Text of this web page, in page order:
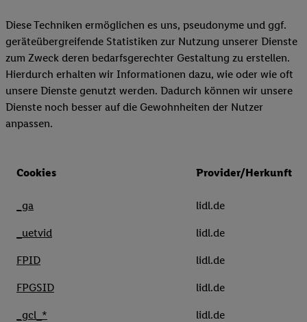
Diese Techniken ermöglichen es uns, pseudonyme und ggf.
geräteübergreifende Statistiken zur Nutzung unserer Dienste
zum Zweck deren bedarfsgerechter Gestaltung zu erstellen.
Hierdurch erhalten wir Informationen dazu, wie oder wie oft
unsere Dienste genutzt werden. Dadurch können wir unsere
Dienste noch besser auf die Gewohnheiten der Nutzer
anpassen.
Cookies Provider/Herkunft
_ga lidl.de
_uetvid lidl.de
FPID lidl.de
FPGSID lidl.de
_gcl_* lidl.de